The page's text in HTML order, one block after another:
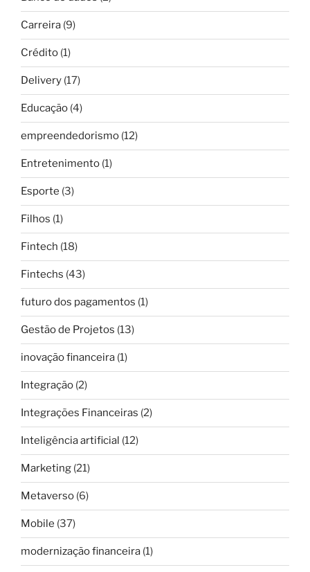
Carreira (9)
Crédito (1)
Delivery (17)
Educação (4)
empreendedorismo (12)
Entretenimento (1)
Esporte (3)
Filhos (1)
Fintech (18)
Fintechs (43)
futuro dos pagamentos (1)
Gestão de Projetos (13)
inovação financeira (1)
Integração (2)
Integrações Financeiras (2)
Inteligência artificial (12)
Marketing (21)
Metaverso (6)
Mobile (37)
modernização financeira (1)